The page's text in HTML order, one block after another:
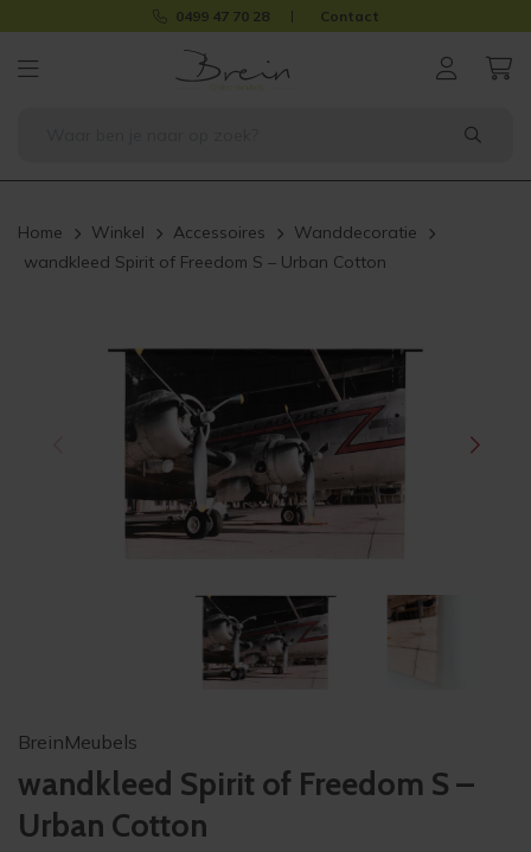
0499 47 70 28 Contact
Home Winkel Accessoires
Wanddecoratie
wandkleed Spirit of Freedom S – Urban Cotton
BreinMeubels
wandkleed Spirit of Freedom S –
Urban Cotton